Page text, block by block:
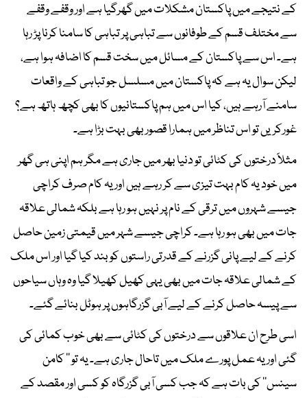
کے نتیجے میں پاکستان مشکلات میں گھرگیا ہے اور وقفے وقفے
سے مختلف قسم کے طوفانوں سے تباہی پر تباہی کا سامنا کرنا پڑ رہا
ہے۔ اس سے پاکستان کے مسائل میں سخت قسم کا اضافہ ہوا ہے،
لیکن سوال یہ ہے کہ پاکستان میں مسلسل جو تباہی کے واقعات
سامنے آرہے ہیں، کیا اس میں ہم پاکستانیوں کا بھی کچھ ہاتھ ہے؟
غورکریں تو اس تناظر میں ہمارا قصور بھی بہت بڑا ہے۔
مثلاً درختوں کی کٹائی تو دنیا بھر میں جاری ہے مگر ہم اپنی ہی گھر
میں خود یہ کام بہت تیزی سے کر رہے ہیں اور یہ کام صرف کراچی
جیسے شہروں میں ترقی کے نام پر نہیں ہو رہا ہے بلکہ شمالی علاقہ
جات میں بھی ہو رہا ہے۔ کراچی جیسے شہر میں قیمتی زمین حاصل
کرنے کے لیے پانی گزرنے کے قدرتی راستوں کو بند کیا گیا اور اس ملک
کے شمالی علاقہ جات میں بھی یہی کھیل کھیلا گیا وہ وہاں سیاحوں
سے پیسہ حاصل کرنے کے لیے آبی گزرگاہوں پر ہوٹل بنائے گئے۔
اسی طرح ان علاقوں سے درختوں کی کٹائی سے بھی خوب کمائی کی
گئی اور یہ عمل پورے ملک میں تاحال جاری ہے۔ یہ تو ’’ کامن
سینس‘‘ کی بات ہے کہ جب کسی آبی گزرگاہ کو کسی اور مقصد کے